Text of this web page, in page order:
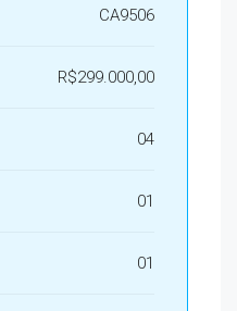
CA9506
R$299.000,00
04
01
01